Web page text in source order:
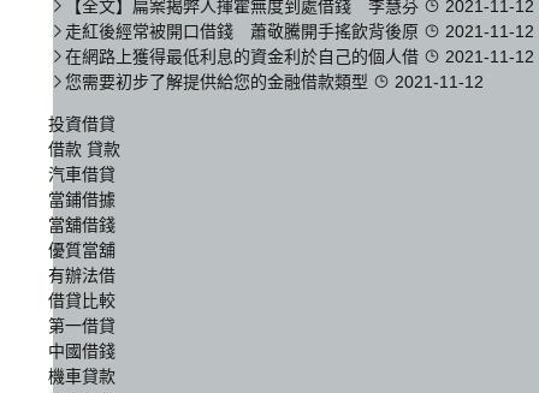
【全文】扁案揭弊人揮霍無度到處借錢 李慧芬
2021-11-12
走紅後經常被開口借錢 蕭敬騰開手搖飲背後原
2021-11-12
在網路上獲得最低利息的資金利於自己的個人借
2021-11-12
您需要初步了解提供給您的金融借款類型
2021-11-12
投資借貸
借款 貸款
汽車借貸
當鋪借據
當舖借錢
優質當舖
有辦法借
借貸比較
第一借貸
中國借錢
機車貸款